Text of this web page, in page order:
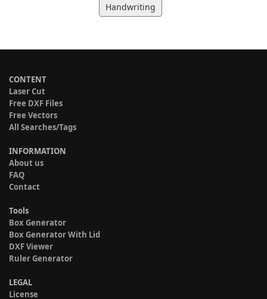
Handwriting
CONTENT
Laser Cut
Free DXF Files
Free Vectors
All Searches/Tags
INFORMATION
About us
FAQ
Contact
Tools
Box Generator
Box Generator With Lid
DXF Viewer
Ruler Generator
LEGAL
License